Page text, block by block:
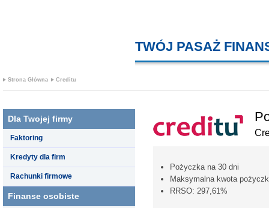
TWÓJ PASAŻ
Strona Główna Creditu
Dla Twojej firmy
Faktoring
Kredyty dla firm
Rachunki firmowe
Finanse osobiste
Pożyczka na 30 dni
Maksymalna kwota
RRSO: 297,61%